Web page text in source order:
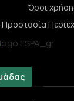
Όροι